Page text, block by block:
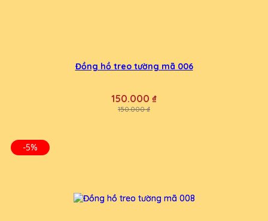
Đồng hồ treo tường mã 006
150.000 ₫
150.000 ₫
-5%